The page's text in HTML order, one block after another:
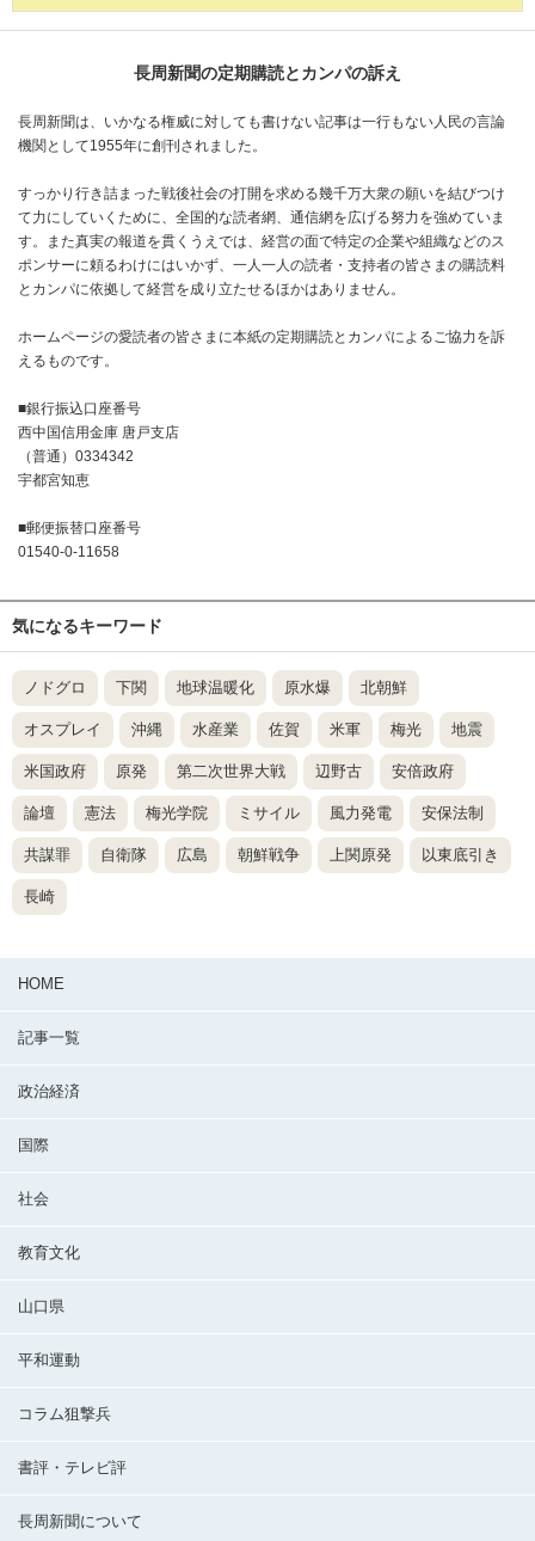
長周新聞の定期購読とカンパの訴え
長周新聞は、いかなる権威に対しても書けない記事は一行もない人民の言論
機関として1955年に創刊されました。
すっかり行き詰まった戦後社会の打開を求める幾千万大衆の願いを結びつけ
て力にしていくために、全国的な読者網、通信網を広げる努力を強めていま
す。また真実の報道を貫くうえでは、経営の面で特定の企業や組織などのス
ポンサーに頼るわけにはいかず、一人一人の読者・支持者の皆さまの購読料
とカンパに依拠して経営を成り立たせるほかはありません。
ホームページの愛読者の皆さまに本紙の定期購読とカンパによるご協力を訴
えるものです。
■銀行振込口座番号
西中国信用金庫 唐戸支店
（普通）0334342
宇都宮知恵
■郵便振替口座番号
01540-0-11658
気になるキーワード
ノドグロ 下関 地球温暖化 原水爆 北朝鮮
オスプレイ 沖縄 水産業 佐賀 米軍 梅光 地震
米国政府 原発 第二次世界大戦 辺野古 安倍政府
論壇 憲法 梅光学院 ミサイル 風力発電 安保法制
共謀罪 自衛隊 広島 朝鮮戦争 上関原発 以東底引き
長崎
HOME
記事一覧
政治経済
国際
社会
教育文化
山口県
平和運動
コラム狙撃兵
書評・テレビ評
長周新聞について